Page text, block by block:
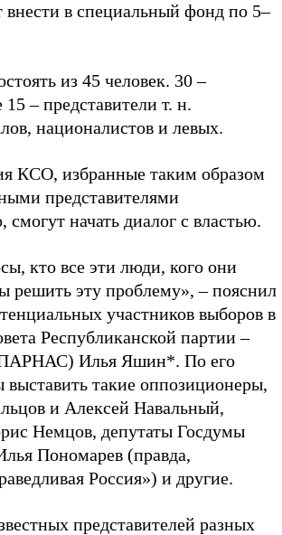
в специальный фонд по 5–
из 45 человек. 30 –
– представители т. н.
националистов и левых.
КСО, избранные таким образом
представителями
начать диалог с властью.
кто все эти люди, кого они
решить эту проблему», – пояснил
участников выборов в
Республиканской партии –
Илья Яшин*. По его
такие оппозиционеры,
и Алексей Навальный,
Немцов, депутаты Госдумы
Пономарев (правда,
Россия») и другие.
представителей разных